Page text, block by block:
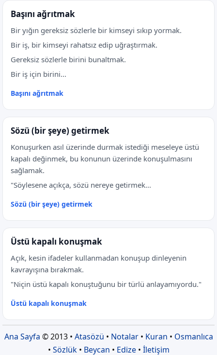
Başını ağrıtmak
Bir yığın gereksiz sözlerle bir kimseyi sıkıp yormak.
Bir iş, bir kimseyi rahatsız edip uğraştırmak.
Gereksiz sözlerle birini bunaltmak.
Bir iş için birini...
Başını ağrıtmak
Sözü (bir şeye) getirmek
Konuşurken asıl üzerinde durmak istediği meseleye üstü
kapalı değinmek, bu konunun üzerinde konuşulmasını
sağlamak.
"Söylesene açıkça, sözü nereye getirmek...
Sözü (bir şeye) getirmek
Üstü kapalı konuşmak
Açık, kesin ifadeler kullanmadan konuşup dinleyenin
kavrayışına bırakmak.
"Niçin üstü kapalı konuştuğunu bir türlü anlayamıyordu."
Üstü kapalı konuşmak
Ana Sayfa © 2013 • Atasözü • Notalar• Kuran • Osmanlıca
• Sözlük• Beycan • Edize• İletişim